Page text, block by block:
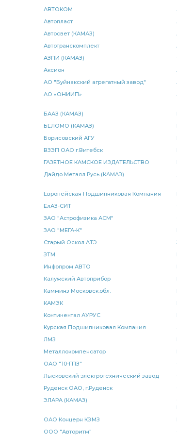
регулировочный задний правый
масла КАМАЗ ПГУ КАМАЗ радиатор
водяной 2-х рядный
каталог КАМАЗ
датчик температуры домкрат
шарнир реактивной штанги КАМАЗ MAN
барабанного тормоза ан.
КАМАЗ CUMMINS
гидроусилителя руля КАМАЗ
водяной 2-х рядный КАМАЗ 2-х рядный
воздуха КАМАЗ 6520 6522 Е-3
стабилизатора ЭЛЕМЕНТ
КАМАЗ КОПИР клапан ускорительный
гидроцилиндр КАМАЗ температуры
реактивной штанги КАМАЗ РОСТАР
АВТОКОМ
Автопласт
Автосвет (КАМАЗ)
Автотранскомплект
АЗПИ (КАМАЗ)
Аксион
АО "Буйнакский агрегатный завод"
АО «ОНИИП»
БААЗ (КАМАЗ)
БЕЛОМО (КАМАЗ)
Борисовский АГУ
ВЗЭП ОАО г.Витебск
ГАЗЕТНОЕ КАМСКОЕ ИЗДАТЕЛЬСТВО
Дайдо Металл Русь (КАМАЗ)
Европейская Подшипниковая Компания
ЕлАЗ-СИТ
ЗАО "Астрофизика АСМ"
ЗАО "МЕГА-К"
Старый Оскол АТЭ
ЗТМ
Инфопром АВТО
Калужский Автоприбор
Камминз Московск.обл.
КАМЭК
Континентал АУРУС
Курская Подшипниковая Компания
ЛМЗ
Металлокомпенсатор
ОАО "10-ГПЗ"
Лысковский электротехнический завод
Руденск ОАО, г.Руденск
ЭЛАРА (КАМАЗ)
ОАО Концерн КЭМЗ
ООО "Авторитм"